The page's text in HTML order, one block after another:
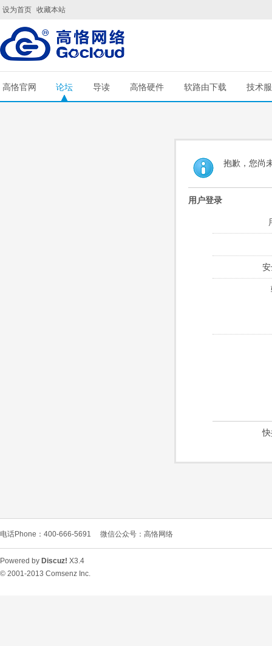
设为首页 收藏本站
高恪官网 论坛 导读 高恪硬件 软路由下载 技术
抱歉，您尚
用户登录
电话Phone：400-666-5691 微信公众号：高恪网络
Powered by Discuz! X3.4
© 2001-2013 Comsenz Inc.